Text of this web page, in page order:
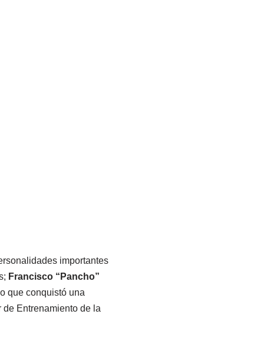
importantes
Francisco “Pancho”
que conquistó una
Entrenamiento de la